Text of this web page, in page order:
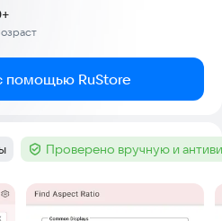
помощью RuStore
Тег :Проверено вручную и